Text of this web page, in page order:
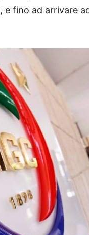
e fino ad arrivare